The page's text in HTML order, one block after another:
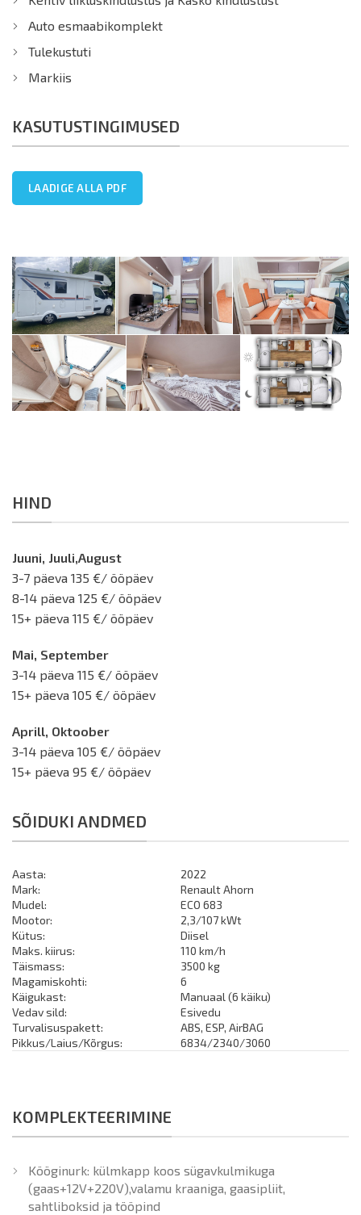
Auto esmaabikomplekt
Tulekustuti
Markiis
KASUTUSTINGIMUSED
LAADIGE ALLA PDF
HIND
Juuni, Juuli,August
3-7 päeva 135 €/ ööpäev
8-14 päeva 125 €/ ööpäev
15+ päeva 115 €/ ööpäev
Mai, September
3-14 päeva 115 €/ ööpäev
15+ päeva 105 €/ ööpäev
Aprill, Oktoober
3-14 päeva 105 €/ ööpäev
15+ päeva 95 €/ ööpäev
SÕIDUKI ANDMED
Aasta:
Mark:
Mudel:
Mootor:
Kütus:
Maks. kiirus:
Täismass:
Magamiskohti:
Käigukast:
Vedav sild:
Turvalisuspakett:
Pikkus/Laius/Kõrgus:
2022
Renault Ahorn
ECO 683
2,3/107 kWt
Diisel
110 km/h
3500 kg
6
Manuaal (6 käiku)
Esivedu
ABS, ESP, AirBAG
6834/2340/3060
KOMPLEKTEERIMINE
Kööginurk: külmkapp koos sügavkulmikuga
(gaas+12V+220V),valamu kraaniga, gaasipliit,
sahtliboksid ja tööpind